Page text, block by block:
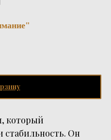
который
стабильность. Он